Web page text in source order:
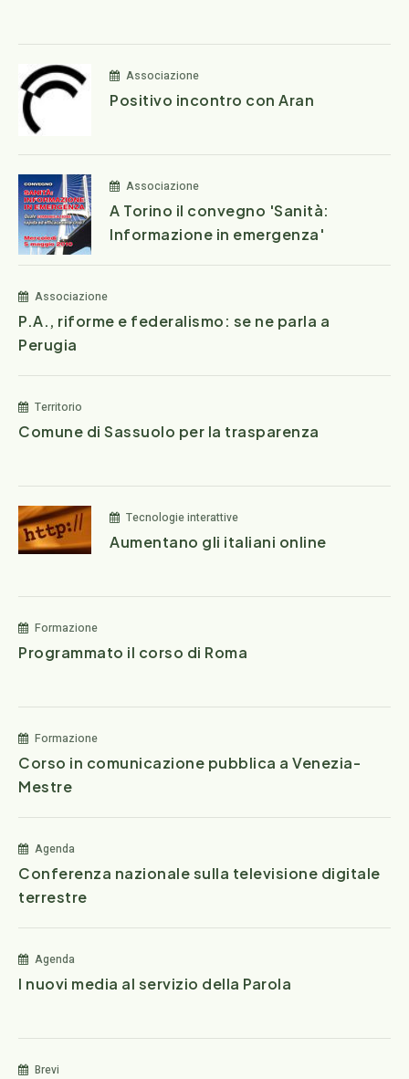
Associazione
Positivo incontro con Aran
Associazione
A Torino il convegno 'Sanità:
Informazione in emergenza'
Associazione
P.A., riforme e federalismo: se ne parla a
Perugia
Territorio
Comune di Sassuolo per la trasparenza
Tecnologie interattive
Aumentano gli italiani online
Formazione
Programmato il corso di Roma
Formazione
Corso in comunicazione pubblica a Venezia-
Mestre
Agenda
Conferenza nazionale sulla televisione digitale
terrestre
Agenda
I nuovi media al servizio della Parola
Brevi